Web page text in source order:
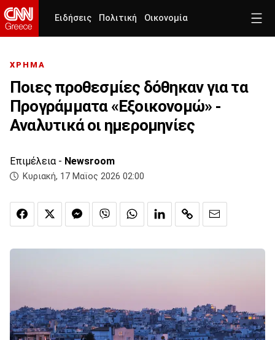
Ειδήσεις Πολιτική Οικονομία
ΧΡΗΜΑ
Ποιες προθεσμίες δόθηκαν για τα
Προγράμματα «Εξοικονομώ» -
Αναλυτικά οι ημερομηνίες
Επιμέλεια - Newsroom
Κυριακή, 17 Μαϊος 2026 02:00